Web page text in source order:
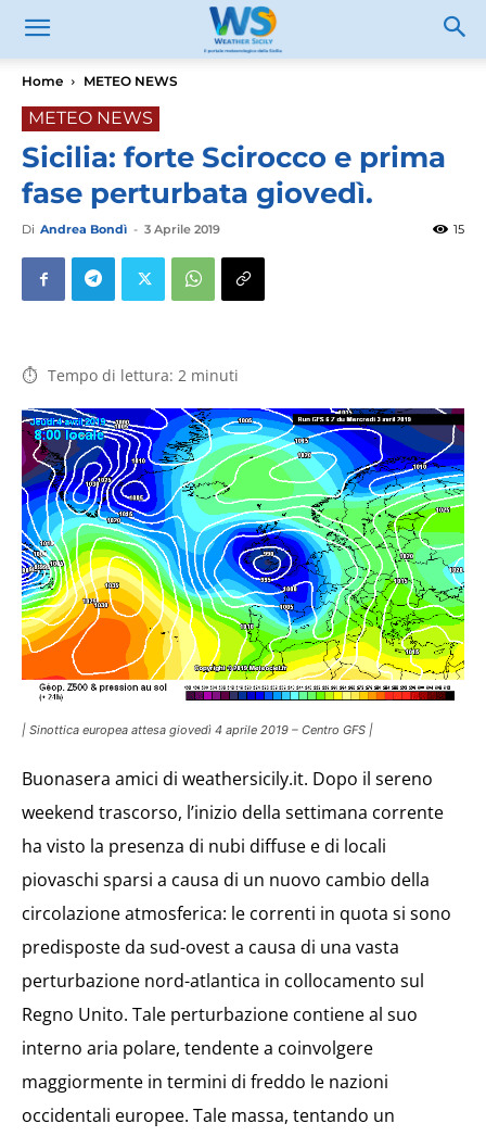
Home METEO NEWS
METEO NEWS
Sicilia: forte Scirocco e prima
fase perturbata giovedì.
Di Andrea Bondì - 3 Aprile 2019 15
Tempo di lettura: 2 minuti
| Sinottica europea attesa giovedì 4 aprile 2019 – Centro GFS |
Buonasera amici di weathersicily.it. Dopo il sereno
weekend trascorso, l’inizio della settimana corrente
ha visto la presenza di nubi diffuse e di locali
piovaschi sparsi a causa di un nuovo cambio della
circolazione atmosferica: le correnti in quota si sono
predisposte da sud-ovest a causa di una vasta
perturbazione nord-atlantica in collocamento sul
Regno Unito. Tale perturbazione contiene al suo
interno aria polare, tendente a coinvolgere
maggiormente in termini di freddo le nazioni
occidentali europee. Tale massa, tentando un